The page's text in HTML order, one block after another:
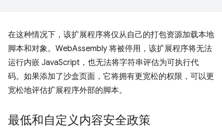
在这种情况下，该扩展程序将仅从自己的打包资源加载本地
脚本和对象。WebAssembly 将被停用，该扩展程序将无法
运行内嵌 JavaScript，也无法将字符串评估为可执行代
码。如果添加了沙盒页面，它将拥有更宽松的权限，可以更
宽松地评估扩展程序外部的脚本。
最低和自定义内容安全政策